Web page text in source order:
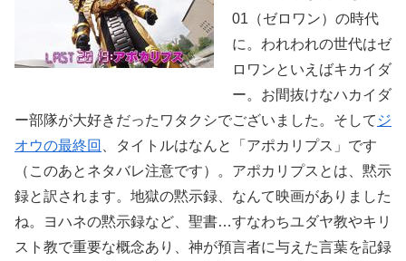
01（ゼロワン）の時代
に。われわれの世代はゼ
ロワンといえばキカイダ
ー。お間抜けなハカイダ
ー部隊が大好きだったワタクシでございました。そして ジ
オウの最終回
、タイトルはなんと「アポカリプス」です
（このあとネタバレ注意です）。アポカリプスとは、黙示
録と訳されます。地獄の黙示録、なんて映画がありました
ね。ヨハネの黙示録など、聖書…すなわちユダヤ教やキリ
スト教で重要な概念あり、神が預言者に与えた言葉を記録